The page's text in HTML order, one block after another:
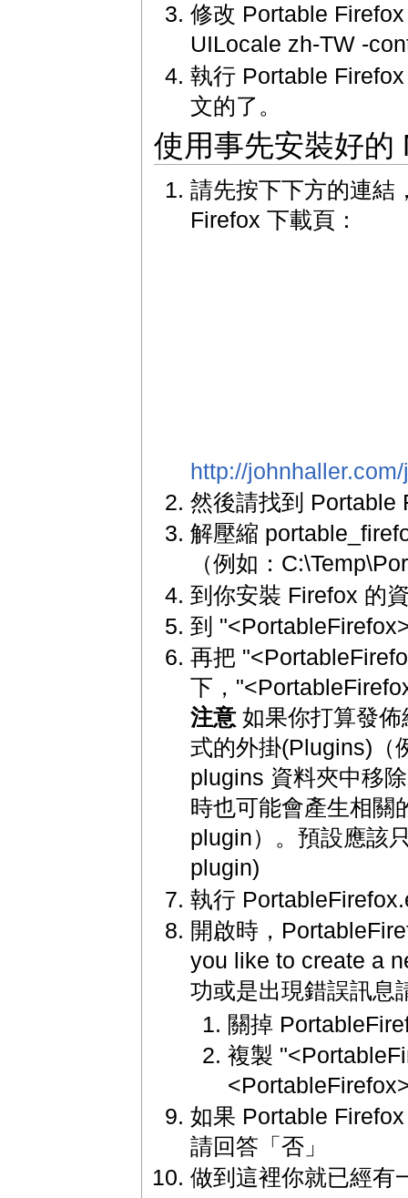
修改 Portable
UILocale zh-TW -
執行 Portable
文的了。
使用事先安裝好的
請先按下下方的連結
Firefox 下載頁：
http://
然後請找到 Portable
解壓縮
（例如：
到你安裝 Firefox 的
到
再把
下，
注意 如果你打算發
式的外掛(Plugins)（
plugins 資料夾中移
時也可能會產生相關
plugin）。預設應該
plugin)
執行
開啟時，
you like to create a
功或是出現錯誤訊息
關掉
複製
如果 Portable
請回答「否」
做到這裡你就已經有